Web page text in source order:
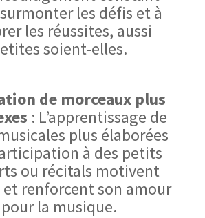
les défis et à
les réussites, aussi
soient-elles.
de morceaux plus
: L’apprentissage de
plus élaborées
à des petits
ou récitals motivent
et renforcent son amour
pour la musique.